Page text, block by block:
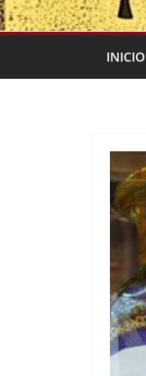
INICIO